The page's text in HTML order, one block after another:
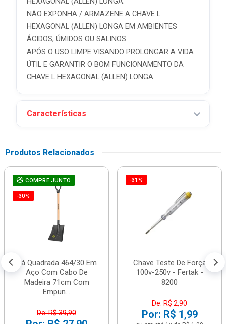
NÃO EXPONHA / ARMAZENE A CHAVE L
HEXAGONAL (ALLEN) LONGA EM AMBIENTES
ÁCIDOS, ÚMIDOS OU SALINOS.
APÓS O USO LIMPE VISANDO PROLONGAR A VIDA
ÚTIL E GARANTIR O BOM FUNCIONAMENTO DA
CHAVE L HEXAGONAL (ALLEN) LONGA.
Características
Produtos Relacionados
COMPRE JUNTO
-30%
Pá Quadrada 464/30 Em
Aço Com Cabo De
Madeira 71cm Com
Empun...
De: R$ 39,90
-31%
Chave Teste De Força
100v-250v - Fertak -
8200
De: R$ 2,90
Por: R$ 1,99